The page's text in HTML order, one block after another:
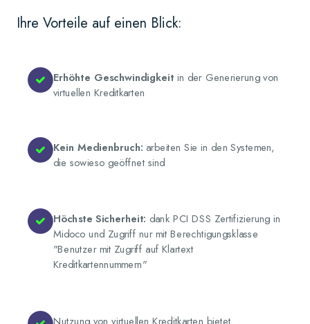
Ihre Vorteile auf einen Blick:
Erhöhte Geschwindigkeit in der Generierung von
virtuellen Kreditkarten
Kein Medienbruch: arbeiten Sie in den Systemen,
die sowieso geöffnet sind
Höchste Sicherheit: dank PCI DSS Zertifizierung in
Midoco und Zugriff nur mit Berechtigungsklasse
"Benutzer mit Zugriff auf Klartext
Kreditkartennummern"